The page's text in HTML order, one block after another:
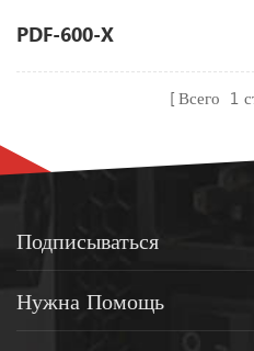
PDF-600-X
Всего 1
Подписываться
Нужна Помощь